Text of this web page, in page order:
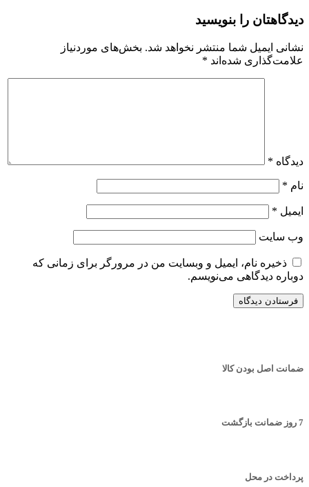
دیدگاهتان را بنویسید
نشانی ایمیل شما منتشر نخواهد شد. بخش‌های موردنیاز
علامت‌گذاری شده‌اند *
دیدگاه *
نام *
ایمیل *
وب‌ سایت
ذخیره نام، ایمیل و وبسایت من در مرورگر برای زمانی که
دوباره دیدگاهی می‌نویسم.
ضمانت اصل بودن کالا
7 روز ضمانت بازگشت
پرداخت در محل